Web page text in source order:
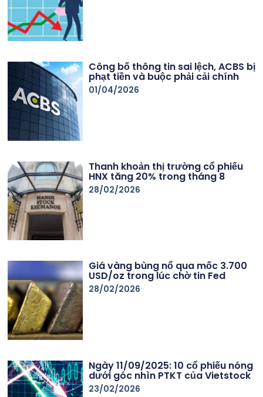
Công bố thông tin sai lệch, ACBS bị
phạt tiền và buộc phải cải chính
01/04/2026
Thanh khoản thị trường cổ phiếu
HNX tăng 20% trong tháng 8
28/02/2026
Giá vàng bùng nổ qua mốc 3.700
USD/oz trong lúc chờ tin Fed
28/02/2026
Ngày 11/09/2025: 10 cổ phiếu nóng
dưới góc nhìn PTKT của Vietstock
23/02/2026